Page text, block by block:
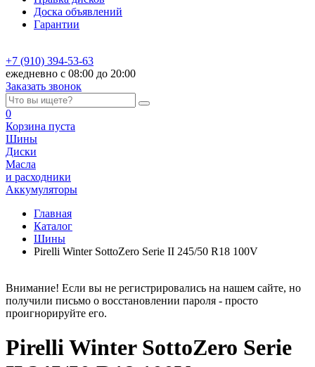
Доска объявлений
Гарантии
+7 (910) 394-53-63
ежедневно с 08:00 до 20:00
Заказать звонок
0
Корзина пуста
Шины
Диски
Масла
и расходники
Аккумуляторы
Главная
Каталог
Шины
Pirelli Winter SottoZero Serie II 245/50 R18 100V
Внимание! Если вы не регистрировались на нашем сайте, но
получили письмо о восстановлении пароля - просто
проигнорируйте его.
Pirelli Winter SottoZero Serie